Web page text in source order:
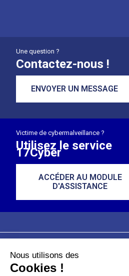
Une question ?
Contactez-nous !
ENVOYER UN MESSAGE
Victime de cybermalveillance ?
Utilisez le service
17Cyber
ACCÉDER AU MODULE
D'ASSISTANCE
Plan du site
Nous utilisons des
Cookies !